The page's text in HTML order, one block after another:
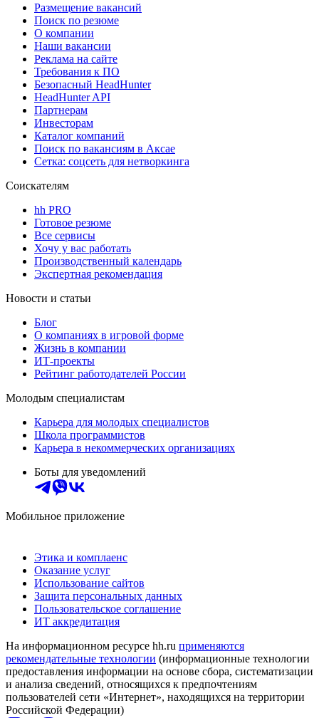
Размещение вакансий
Поиск по резюме
О компании
Наши вакансии
Реклама на сайте
Требования к ПО
Безопасный HeadHunter
HeadHunter API
Партнерам
Инвесторам
Каталог компаний
Поиск по вакансиям в Аксае
Сетка: соцсеть для нетворкинга
Соискателям
hh PRO
Готовое резюме
Все сервисы
Хочу у вас работать
Производственный календарь
Экспертная рекомендация
Новости и статьи
Блог
О компаниях в игровой форме
Жизнь в компании
ИТ-проекты
Рейтинг работодателей России
Молодым специалистам
Карьера для молодых специалистов
Школа программистов
Карьера в некоммерческих организациях
Боты для уведомлений
Мобильное приложение
Этика и комплаенс
Оказание услуг
Использование сайтов
Защита персональных данных
Пользовательское соглашение
ИТ аккредитация
На информационном ресурсе hh.ru применяются
рекомендательные технологии (информационные технологии
предоставления информации на основе сбора, систематизации
и анализа сведений, относящихся к предпочтениям
пользователей сети «Интернет», находящихся на территории
Российской Федерации)